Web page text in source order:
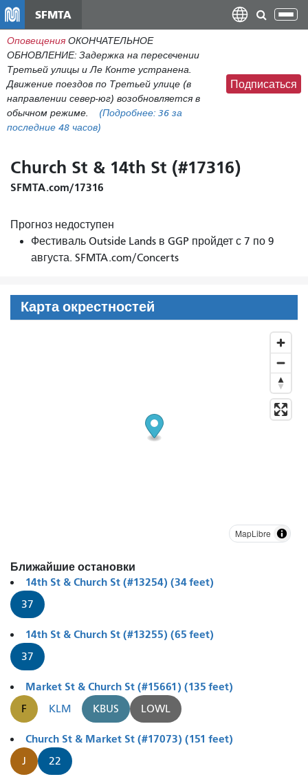
содержанию
SFMTA
Оповещения ОКОНЧАТЕЛЬНОЕ
ОБНОВЛЕНИЕ: Задержка на пересечении
Третьей улицы и Ле Конте устранена.
Движение поездов по Третьей улице (в
направлении север-юг) возобновляется в
обычном режиме.
(Подробнее: 36 за
последние 48 часов)
Подписаться
Church St & 14th St (#17316)
SFMTA.com/17316
Прогноз недоступен
Фестиваль Outside Lands в GGP пройдет с 7 по 9
августа. SFMTA.com/Concerts
Карта окрестностей
MapLibre
Ближайшие остановки
14th St & Church St (#13254) (34 feet)
37
14th St & Church St (#13255) (65 feet)
37
Market St & Church St (#15661) (135 feet)
F KLM KBUS LOWL
Church St & Market St (#17073) (151 feet)
J 22